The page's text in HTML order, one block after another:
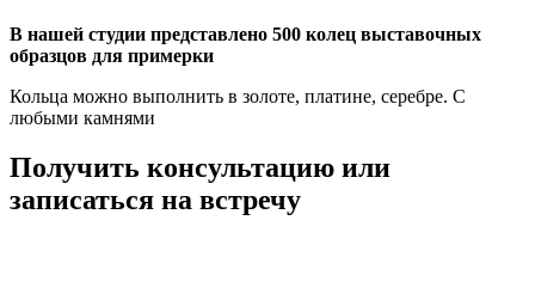
В нашей студии представлено 500 колец выставочных
образцов для примерки
Кольца можно выполнить в золоте, платине, серебре. С
любыми камнями
Получить консультацию или
записаться на встречу